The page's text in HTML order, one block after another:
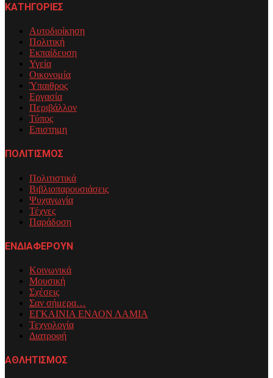
ΚΑΤΗΓΟΡΙΕΣ
Αυτοδιοίκηση
Πολιτική
Εκπαίδευση
Υγεία
Οικονομία
Ύπαιθρος
Εργασία
Περιβάλλον
Τύπος
Επιστημη
ΠΟΛΙΤΙΣΜΟΣ
Πολιτιστικά
Βιβλιοπαρουσιάσεις
Ψυχαγωγία
Τέχνες
Παράδοση
ΕΝΔΙΑΦΕΡΟΥΝ
Κοινωνικά
Μουσική
Σχέσεις
Σαν σήμερα…
ΕΓΚΑΙΝΙΑ ΕΝΑΟΝ ΛΑΜΙΑ
Τεχνολογία
Διατροφή
ΑΘΛΗΤΙΣΜΟΣ